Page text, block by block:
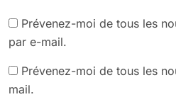
Prévenez-moi de tous les
par e-mail.
Prévenez-moi de tous les
mail.